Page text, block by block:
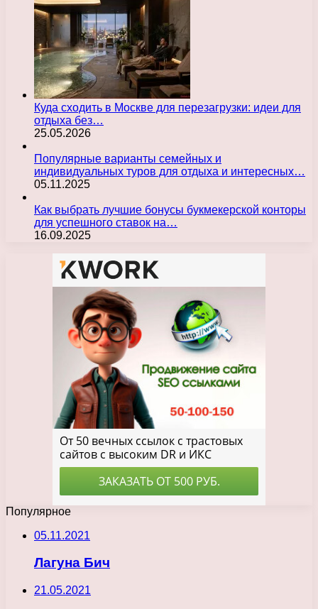
Куда сходить в Москве для перезагрузки: идеи для
отдыха без…
25.05.2026
Популярные варианты семейных и
индивидуальных туров для отдыха и интересных…
05.11.2025
Как выбрать лучшие бонусы букмекерской конторы
для успешного ставок на…
16.09.2025
Популярное
05.11.2021
Лагуна Бич
21.05.2021